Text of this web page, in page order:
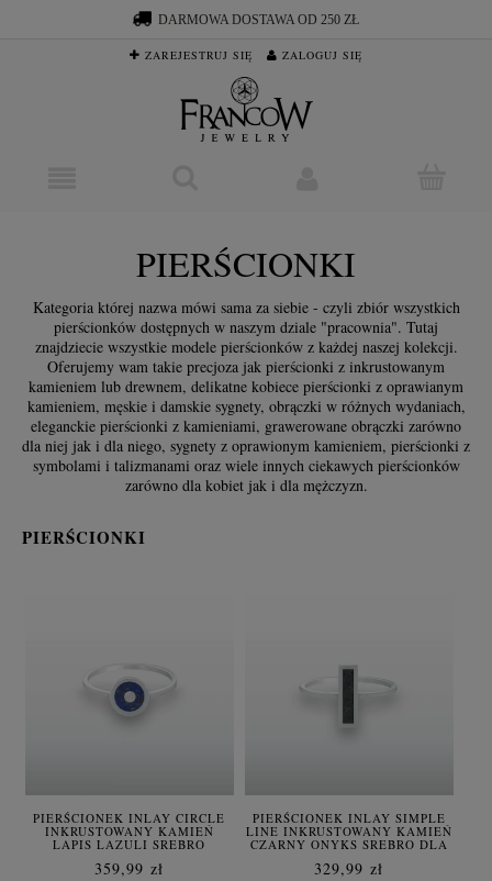
DARMOWA DOSTAWA OD 250 ZŁ
ZAREJESTRUJ SIĘ ZALOGUJ SIĘ
PIERŚCIONKI
Kategoria której nazwa mówi sama za siebie - czyli zbiór wszystkich
pierścionków dostępnych w naszym dziale "pracownia". Tutaj
znajdziecie wszystkie modele pierścionków z każdej naszej kolekcji.
Oferujemy wam takie precjoza jak pierścionki z inkrustowanym
kamieniem lub drewnem, delikatne kobiece pierścionki z oprawianym
kamieniem, męskie i damskie sygnety, obrączki w różnych wydaniach,
eleganckie pierścionki z kamieniami, grawerowane obrączki zarówno
dla niej jak i dla niego, sygnety z oprawionym kamieniem, pierścionki z
symbolami i talizmanami oraz wiele innych ciekawych pierścionków
zarówno dla kobiet jak i dla mężczyzn.
PIERŚCIONKI
PIERŚCIONEK INLAY CIRCLE
INKRUSTOWANY KAMIEŃ
LAPIS LAZULI SREBRO
359,99 zł
PIERŚCIONEK INLAY SIMPLE
LINE INKRUSTOWANY KAMIEŃ
CZARNY ONYKS SREBRO DLA
329,99 zł